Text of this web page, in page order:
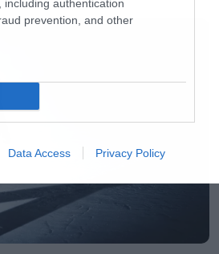
including authentication
prevention, and other
Data Access Privacy Policy